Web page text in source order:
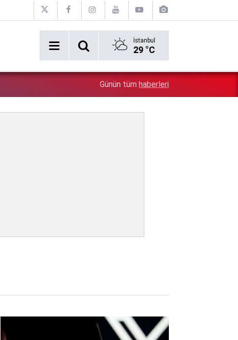
İstanbul
29 °C
Erken tatil rezervasyonu mağdurları için Ticaret
Günün tüm haberleri